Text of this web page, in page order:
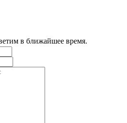
в ближайшее время.